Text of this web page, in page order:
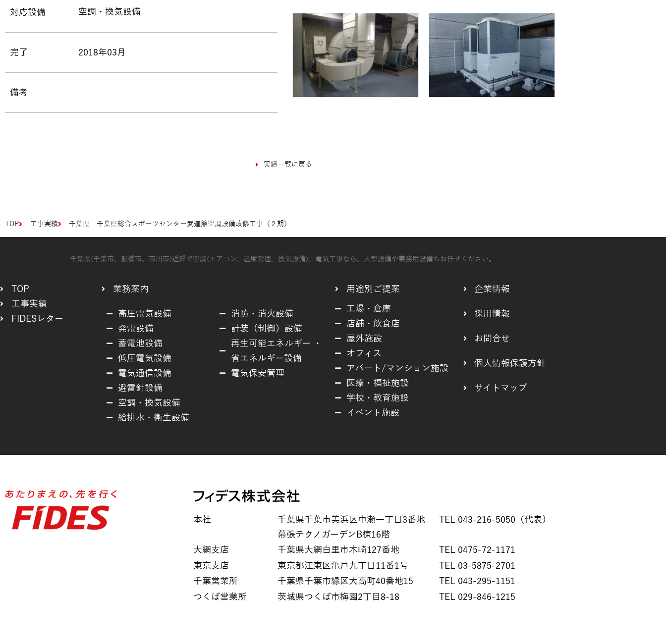
対応設備 空調・換気設備
完了 2018年03月
備考
実績一覧に戻る
TOP 工事実績 千葉県 千葉県総合スポーツセンター武道館空調設備改修工事（２期）
千葉県(千葉市、船橋市、市川市)近郊で空調(エアコン、温度管理、換気設備)、電気工事なら、大型設備や業務用設備もお任せください。
TOP
工事実績
FIDESレター
業務案内
高圧電気設備
発電設備
蓄電池設備
低圧電気設備
電気通信設備
避雷針設備
空調・換気設備
給排水・衛生設備
消防・消火設備
計装（制御）設備
再生可能エネルギー ・
省エネルギー設備
電気保安管理
用途別ご提案
工場・倉庫
店舗・飲食店
屋外施設
オフィス
アパート/マンション施設
医療・福祉施設
学校・教育施設
イベント施設
企業情報
採用情報
お問合せ
個人情報保護方針
サイトマップ
本社
千葉県千葉市美浜区中瀬一丁目3番地
幕張テクノガーデンB棟16階
TEL 043-216-5050（代表）
大網支店 千葉県大網白里市木崎127番地
TEL 0475-72-1171
東京支店
東京都江東区亀戸九丁目11番1号
TEL 03-5875-2701
千葉営業所
千葉県千葉市緑区大高町40番地15
TEL 043-295-1151
つくば営業所
茨城県つくば市梅園2丁目8-18 TEL 029-846-1215